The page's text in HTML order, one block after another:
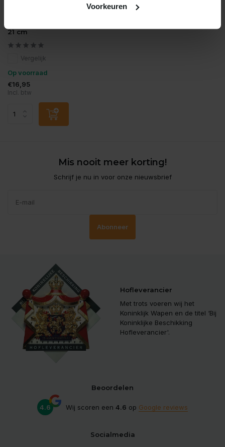
Voorkeuren
21 cm
Vergelijk
Op voorraad
€16,95
Incl. btw
Mis nooit meer korting!
Schrijf je nu in voor onze nieuwsbrief
Abonneer
Hofleverancier
Met trots voeren wij het
Koninklijk Wapen en de titel ‘Bij
Koninklijke Beschikking
Hofleverancier'.
Beoordelen
4.6 Wij scoren een 4.6 op Google reviews
Socialmedia